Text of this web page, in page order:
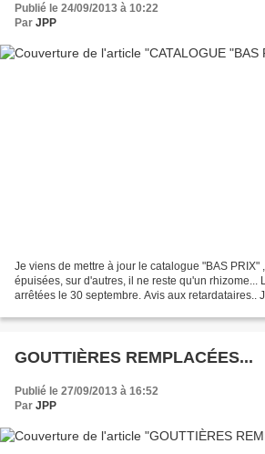
Publié le 24/09/2013 à 10:22
Par JPP
Je viens de mettre à jour le catalogue "BAS PRIX"
épuisées, sur d'autres, il ne reste qu'un rhizome...
arrêtées le 30 septembre. Avis aux retardataires..
GOUTTIÈRES REMPLACÉES...
Publié le 27/09/2013 à 16:52
Par JPP